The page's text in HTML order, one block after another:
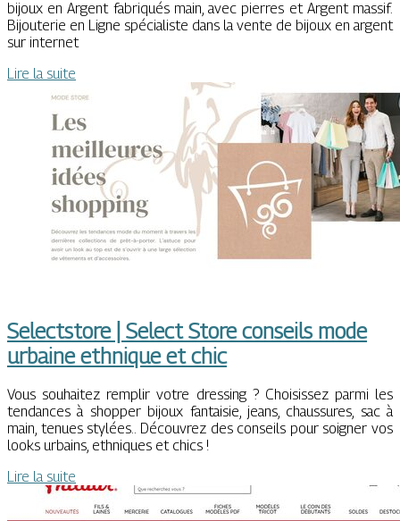
bijoux en Argent fabriqués main, avec pierres et Argent massif.
Bijouterie en Ligne spécialiste dans la vente de bijoux en argent
sur internet
Lire la suite
Selectstore | Select Store conseils mode
urbaine ethnique et chic
Vous souhaitez remplir votre dressing ? Choisissez parmi les
tendances à shopper bijoux fantaisie, jeans, chaussures, sac à
main, tenues stylées.. Découvrez des conseils pour soigner vos
looks urbains, ethniques et chics !
Lire la suite